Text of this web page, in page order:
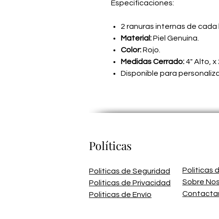
Especificaciones:
2 ranuras internas de
Material:Piel Genuina.
Color:Rojo.
Medidas Cerrado:4" Alto, x
Disponible para
Políticas
Politicas de Seguridad
Politicas de Privacidad
Politicas de Envío
Politicas
Sobre